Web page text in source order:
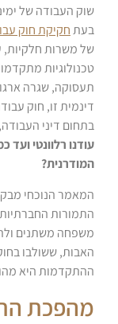
שוק העבודה של
בעתחקיקת חוק
של משרות חלקיות,
טכנולוגיות
תעסוקה, שגרה
דינמית זו, חוק
בתחום דיני
עודנו רלוונטי
המודרנית?
המאמר הנוכחי
התמורות החברתיות
משפחה משתנים
האבות, ששולבו
ההתקדמות היא
מהפכת